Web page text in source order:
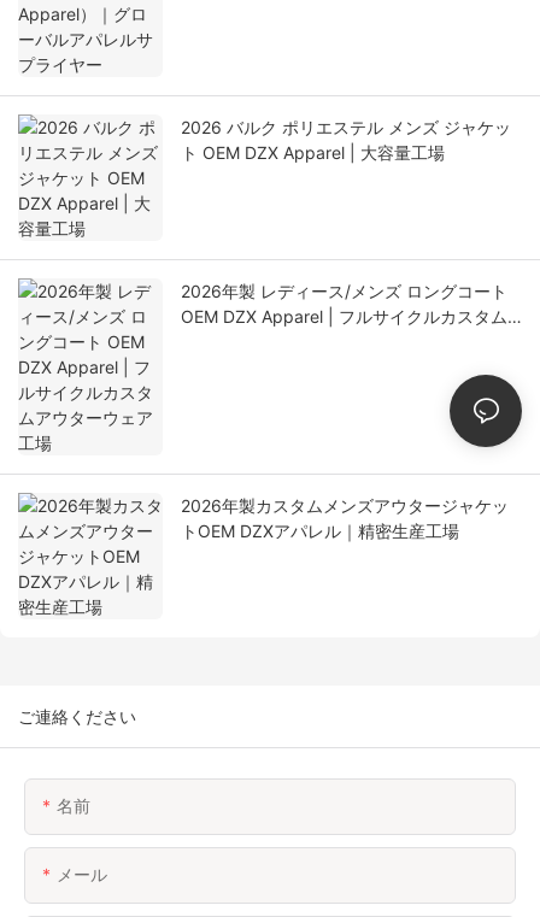
2026 バルク ポリエステル メンズ ジャケッ
ト OEM DZX Apparel | 大容量工場
2026年製 レディース/メンズ ロングコート
OEM DZX Apparel | フルサイクルカスタム
2026年製カスタムメンズアウタージャケッ
トOEM DZXアパレル｜精密生産工場
ご連絡ください
名前
メール